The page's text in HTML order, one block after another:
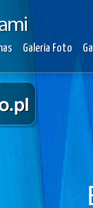
Galeria Foto